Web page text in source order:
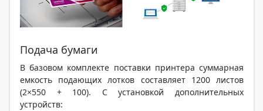
Подача бумаги
В базовом комплекте поставки принтера суммарная
емкость подающих лотков составляет 1200 листов
(2×550 + 100). С установкой дополнительных
устройств: